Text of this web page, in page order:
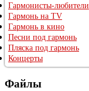
Гармонисты-любители
Гармонь на TV
Гармонь в кино
Песни под гармонь
Пляска под гармонь
Концерты
Файлы